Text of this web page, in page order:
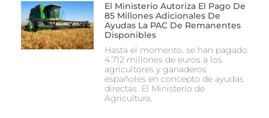
El Ministerio Autoriza El Pago De
85 Millones Adicionales De
Ayudas La PAC De Remanentes
Disponibles
Hasta el momento, se han pagado
4.712 millones de euros a los
agricultores y ganaderos
españoles en concepto de ayudas
directas. El Ministerio de
Agricultura,